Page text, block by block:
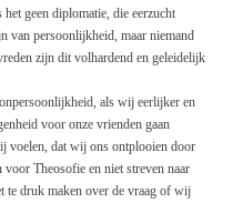
geen diplomatie, die eerzucht
van persoonlijkheid, maar niemand
zijn dit volhardend en geleidelijk
als wij eerlijker en
voor onze vrienden gaan
voelen, dat wij ons ontplooien door
Theosofie en niet streven naar
te druk maken over de vraag of wij